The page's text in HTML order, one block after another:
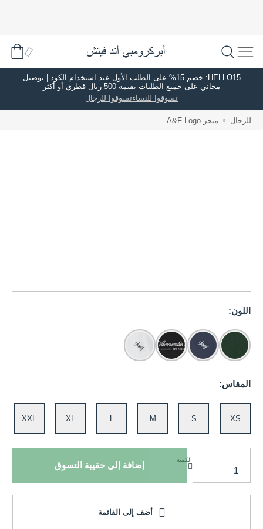
HELLO15: خصم 15% على الطلب الأول عند استخدام الكود | توصيل
مجاني على جميع الطلبات بقيمة 500 ريال قطري أو أكثر
تسوقوا للنساءتسوقوا للرجال
للرجال متجر A&F Logo
اللون:
المقاس:
XS
S
M
XL
XXL
الكمية
إضافة إلى حقيبة التسوق
أضف إلى القائمة